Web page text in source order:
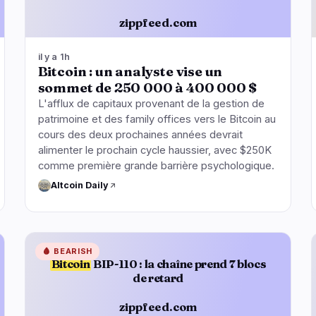
zippfeed.com
il y a 1h
Bitcoin : un analyste vise un
sommet de 250 000 à 400 000 $
L'afflux de capitaux provenant de la gestion de
patrimoine et des family offices vers le Bitcoin au
cours des deux prochaines années devrait
alimenter le prochain cycle haussier, avec $250K
comme première grande barrière psychologique.
Altcoin Daily
BitcoinBIP-110 : la chaîne prend 7 blocs
de retard
zippfeed.com
🩸 BEARISH